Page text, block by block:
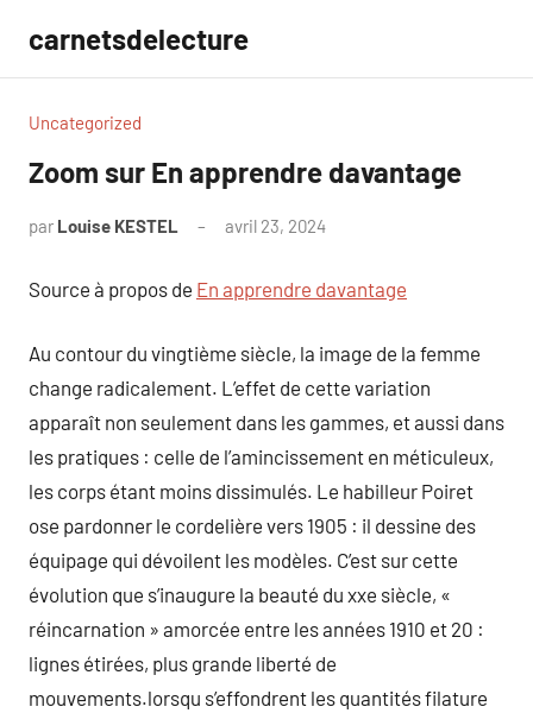
contenu
carnetsdelecture
Uncategorized
Zoom sur En apprendre davantage
par Louise KESTEL avril 23, 2024
Source à propos de En apprendre davantage
Au contour du vingtième siècle, la image de la femme
change radicalement. L’effet de cette variation
apparaît non seulement dans les gammes, et aussi dans
les pratiques : celle de l’amincissement en méticuleux,
les corps étant moins dissimulés. Le habilleur Poiret
ose pardonner le cordelière vers 1905 : il dessine des
équipage qui dévoilent les modèles. C’est sur cette
évolution que s’inaugure la beauté du xxe siècle, «
réincarnation » amorcée entre les années 1910 et 20 :
lignes étirées, plus grande liberté de
mouvements.lorsqu s’effondrent les quantités filature